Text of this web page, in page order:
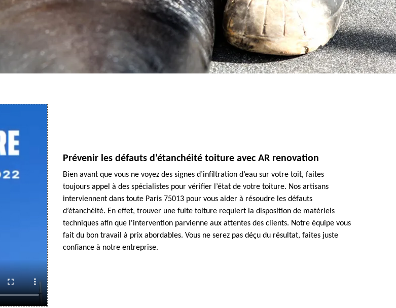
Prévenir les défauts d’étanchéité toiture avec AR renovation
Bien avant que vous ne voyez des signes d’infiltration d’eau sur votre toit, faites
toujours appel à des spécialistes pour vérifier l’état de votre toiture. Nos artisans
interviennent dans toute Paris 75013 pour vous aider à résoudre les défauts
d’étanchéité. En effet, trouver une fuite toiture requiert la disposition de matériels
techniques afin que l'intervention parvienne aux attentes des clients. Notre équipe vous
fait du bon travail à prix abordables. Vous ne serez pas déçu du résultat, faites juste
confiance à notre entreprise.